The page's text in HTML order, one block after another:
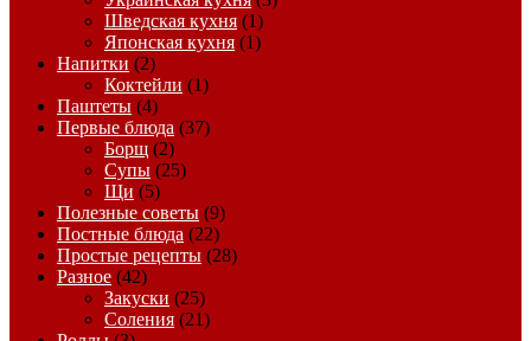
Шведская кухня (1)
Японская кухня (1)
Напитки (2)
Коктейли (1)
Паштеты (4)
Первые блюда (37)
Борщ (2)
Супы (25)
Щи (5)
Полезные советы (9)
Постные блюда (22)
Простые рецепты (28)
Разное (42)
Закуски (25)
Соления (21)